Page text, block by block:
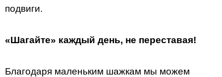
подвиги.
«Шагайте» каждый день, не переставая!
Благодаря маленьким шажкам мы можем